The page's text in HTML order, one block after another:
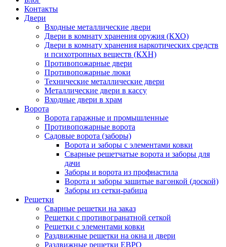
Контакты
Двери
Входные металлические двери
Двери в комнату хранения оружия (КХО)
Двери в комнату хранения наркотических средств
и психотропных веществ (КХН)
Противопожарные двери
Противопожарные люки
Технические металлические двери
Металлические двери в кассу
Входные двери в храм
Ворота
Ворота гаражные и промышленные
Противопожарные ворота
Садовые ворота (заборы)
Ворота и заборы с элементами ковки
Сварные решетчатые ворота и заборы для
дачи
Заборы и ворота из профнастила
Ворота и заборы зашитые вагонкой (доской)
Заборы из сетки-рабица
Решетки
Сварные решетки на заказ
Решетки с противогранатной сеткой
Решетки с элементами ковки
Раздвижные решетки на окна и двери
Раздвижные решетки ЕВРО